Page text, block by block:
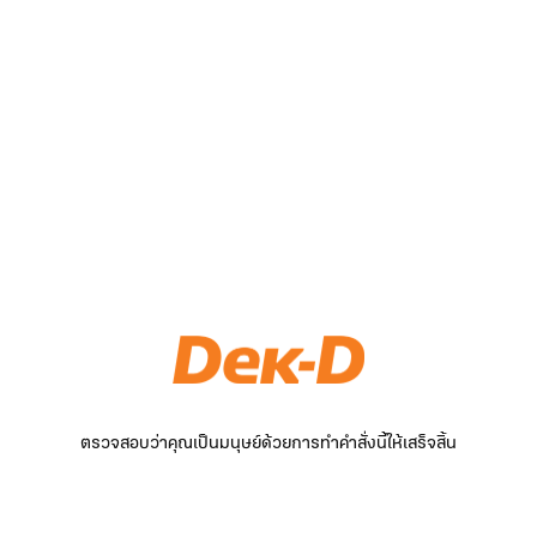
ตรวจสอบว่าคุณเป็นมนุษย์ด้วยการทำคำสั่งนี้ให้เสร็จสิ้น